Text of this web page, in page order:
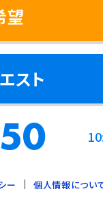
望
スト
ー 個人情報につい